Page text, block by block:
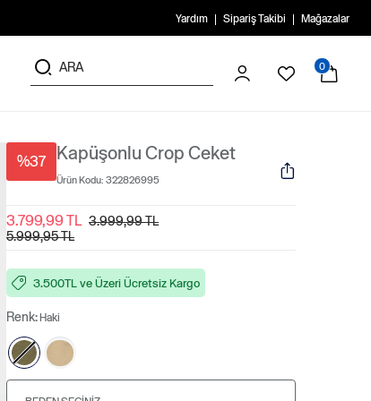
Yardım Sipariş Takibi Mağazalar
0
%37 Kapüşonlu Crop Ceket
Ürün Kodu: 322826995
3.799,99 TL 3.999,99 TL
5.999,95 TL
3.500TL ve Üzeri Ücretsiz Kargo
Renk: Haki